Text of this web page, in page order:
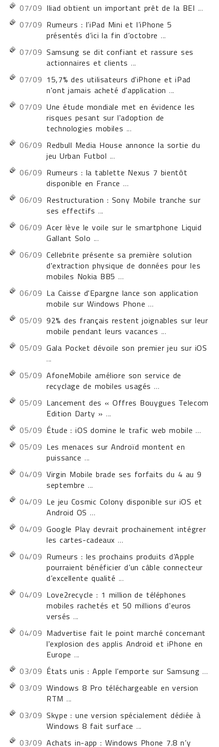
07/09 Iliad obtient un important prêt de la BEI ...
07/09 Rumeurs : l’iPad Mini et l’iPhone 5
présentés d’ici la fin d’octobre ...
07/09 Samsung se dit confiant et rassure ses
actionnaires et clients ...
07/09 15,7% des utilisateurs d'iPhone et iPad
n'ont jamais acheté d'application ...
07/09 Une étude mondiale met en évidence les
risques pesant sur l'adoption de
technologies mobiles ...
06/09 Redbull Media House annonce la sortie du
jeu Urban Futbol ...
06/09 Rumeurs : la tablette Nexus 7 bientôt
disponible en France ...
06/09 Restructuration : Sony Mobile tranche sur
ses effectifs ...
06/09 Acer lève le voile sur le smartphone Liquid
Gallant Solo ...
06/09 Cellebrite présente sa première solution
d'extraction physique de données pour les
mobiles Nokia BB5 ...
06/09 La Caisse d'Epargne lance son application
mobile sur Windows Phone ...
05/09 92% des français restent joignables sur leur
mobile pendant leurs vacances ...
05/09 Gala Pocket dévoile son premier jeu sur iOS
...
05/09 AfoneMobile améliore son service de
recyclage de mobiles usagés ...
05/09 Lancement des « Offres Bouygues Telecom
Edition Darty » ...
05/09 Étude : iOS domine le trafic web mobile...
05/09 Les menaces sur Androïd montent en
puissance ...
04/09 Virgin Mobile brade ses forfaits du 4 au 9
septembre ...
04/09 Le jeu Cosmic Colony disponible sur iOS et
Android OS ...
04/09 Google Play devrait prochainement intégrer
les cartes-cadeaux ...
04/09 Rumeurs : les prochains produits d’Apple
pourraient bénéficier d’un câble connecteur
d’excellente qualité ...
04/09 Love2recycle : 1 million de téléphones
mobiles rachetés et 50 millions d'euros
versés ...
04/09 Madvertise fait le point marché concernant
l'explosion des applis Android et iPhone en
Europe ...
03/09 États unis : Apple l’emporte sur Samsung ...
03/09 Windows 8 Pro téléchargeable en version
RTM ...
03/09 Skype : une version spécialement dédiée à
Windows 8 fait surface ...
03/09 Achats in-app : Windows Phone 7.8 n’y